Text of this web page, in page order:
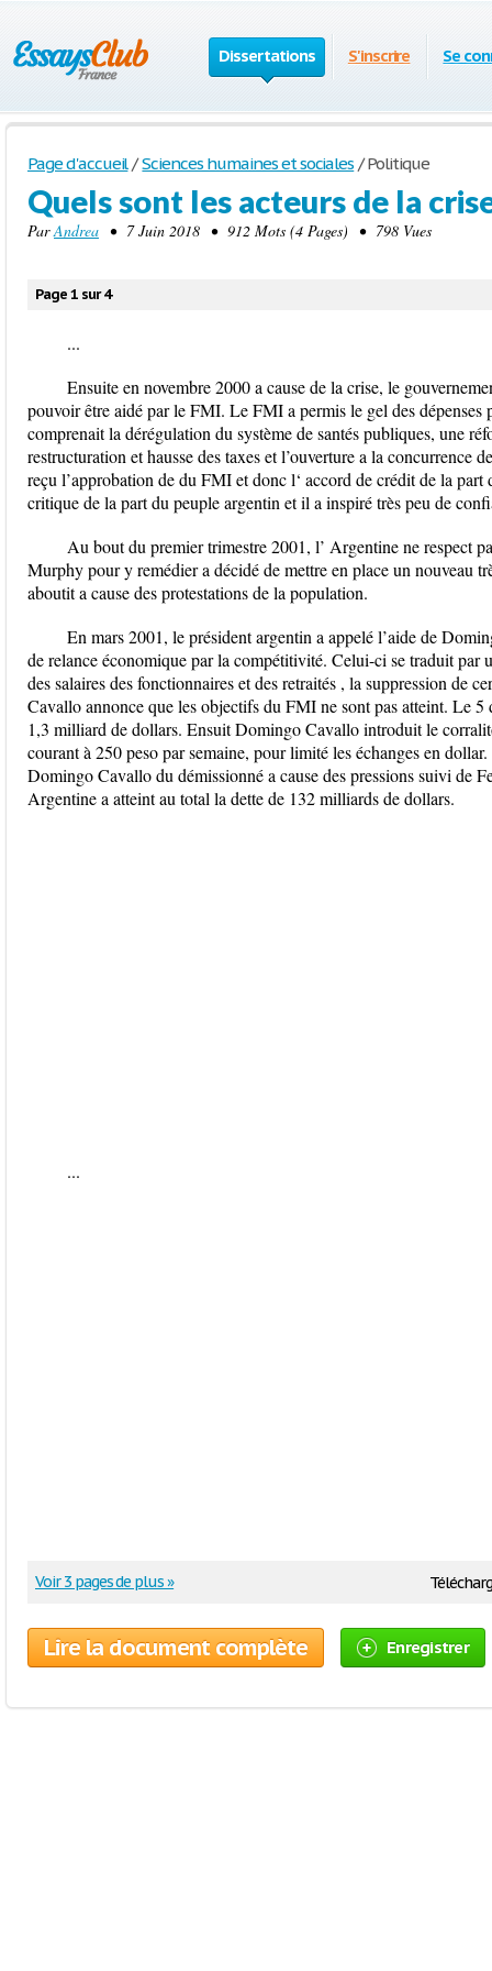
Dissertations S'inscrire Se
Page d'accueil / Sciences humaines et sociales /Politique
Quels sont les acteurs de la
ParAndrea • 7 Juin 2018 • 912 Mots (4 Pages) • 798 Vues
Page 1 sur 4
...
Ensuite en novembre 2000 a cause de la crise, le
pouvoir être aidé par le FMI. Le FMI a permis le gel des dépenses
comprenait la dérégulation du système de santés publiques, une
restructuration et hausse des taxes et l’ouverture a la concurrence
reçu l’approbation de du FMI et donc l‘ accord de crédit de la
critique de la part du peuple argentin et il a inspiré très peu de
Au bout du premier trimestre 2001, l’ Argentine ne respect
Murphy pour y remédier a décidé de mettre en place un nouveau
aboutit a cause des protestations de la population.
En mars 2001, le président argentin a appelé l’aide de
de relance économique par la compétitivité. Celui-ci se traduit par
des salaires des fonctionnaires et des retraités , la suppression de
Cavallo annonce que les objectifs du FMI ne sont pas atteint. Le 5
1,3 milliard de dollars. Ensuit Domingo Cavallo introduit le
courant à 250 peso par semaine, pour limité les échanges en
Domingo Cavallo du démissionné a cause des pressions suivi de
Argentine a atteint au total la dette de 132 milliards de dollars.
...
Voir 3 pages de plus »
Lire la document complète Enregistrer